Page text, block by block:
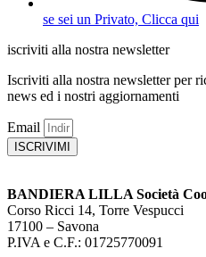
se sei un Privato, Clicca qui
iscriviti alla nostra newsletter
Iscriviti alla nostra newsletter per
news ed i nostri aggiornamenti
Email
ISCRIVIMI
BANDIERA LILLA Società
Corso Ricci 14, Torre Vespucci
17100 – Savona
P.IVA e C.F.: 01725770091